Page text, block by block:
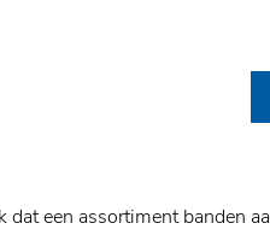
een assortiment banden